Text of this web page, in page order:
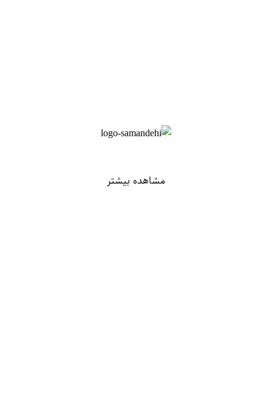
مشاهده بیشتر